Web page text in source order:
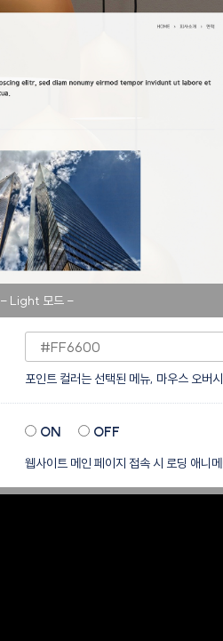
- Light 모드 -
포인트 컬러는 선택된 메뉴, 마우스 오버
ON
OFF
웹사이트 메인 페이지 접속 시 로딩 애니